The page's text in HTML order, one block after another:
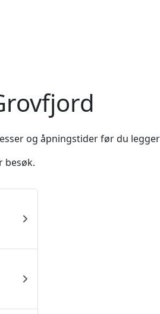
og åpningstider før du
besøk.